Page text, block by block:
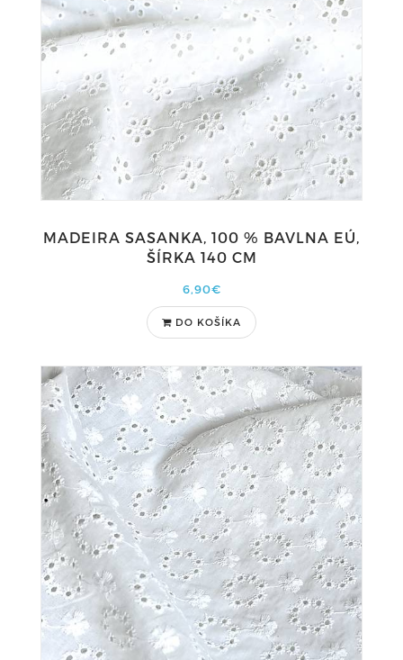
MADEIRA SASANKA, 100 % BAVLNA EÚ,
ŠÍRKA 140 CM
6,90€
DO KOŠÍKA